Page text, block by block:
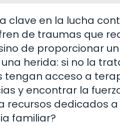
clave en la lucha
de traumas que
de proporcionar
herida: si no la
acceso a
y encontrar la
recursos dedicados
familiar?